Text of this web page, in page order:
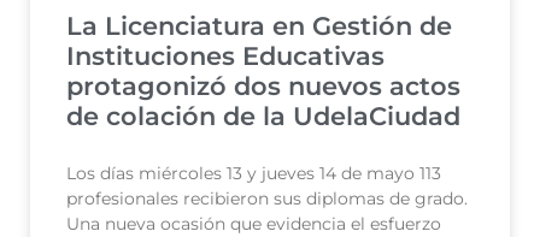
La Licenciatura en Gestión de
Instituciones Educativas
protagonizó dos nuevos actos
de colación de la UdelaCiudad
Los días miércoles 13 y jueves 14 de mayo 113
profesionales recibieron sus diplomas de grado.
Una nueva ocasión que evidencia el esfuerzo